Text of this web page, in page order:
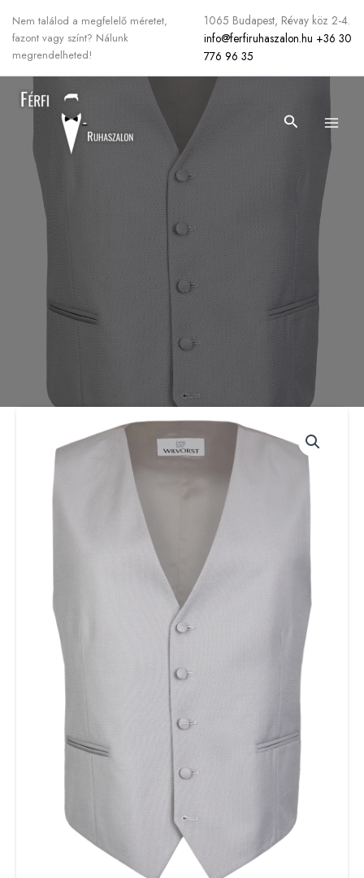
Nem találod a megfelelő méretet,
fazont vagy színt? Nálunk
megrendelheted!
1065 Budapest, Révay köz 2-4.
info@ferfiruhaszalon.hu +36 30
776 96 35
Search